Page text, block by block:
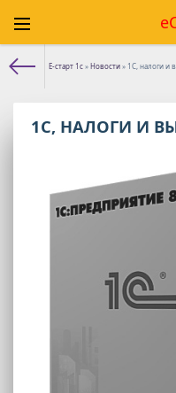
Е-старт 1с»Новости» 1С, налоги и
1С, НАЛОГИ И